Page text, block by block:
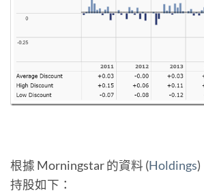
根據 Morningstar 的資料 (Holdings)
持股如下：